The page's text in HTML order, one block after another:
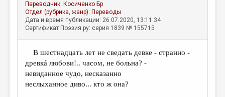
КОММЕНТАРИИ
ЛИТСАЛОН
ПРАВИЛА САЙТА
ОТДЕЛЫ И РУБРИКИ
Переводчик: Косиченко Бр
Отдел (рубрика, жанр): Переводы
Дата и время публикации: 26.07.2020, 13:11:34
Сертификат Поэзия.ру: серия 1839 № 155715
В шестнадцать лет не сведать девке - странно -
древкá любови!.. часом, не больна? -
невиданное чудо, несказанно
неслыханное диво... кто ж она?